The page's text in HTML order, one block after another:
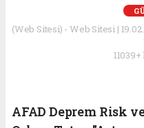
(Web Sitesi) - Web Sitesi |
AFAD Deprem Risk